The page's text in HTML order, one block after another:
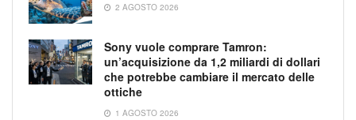
2 AGOSTO 2026
Sony vuole comprare Tamron:
un’acquisizione da 1,2 miliardi di dollari
che potrebbe cambiare il mercato delle
ottiche
1 AGOSTO 2026